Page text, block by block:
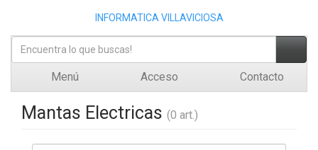
INFORMATICA VILLAVICIOSA
Menú Acceso Contacto
Mantas Electricas (0 art.)